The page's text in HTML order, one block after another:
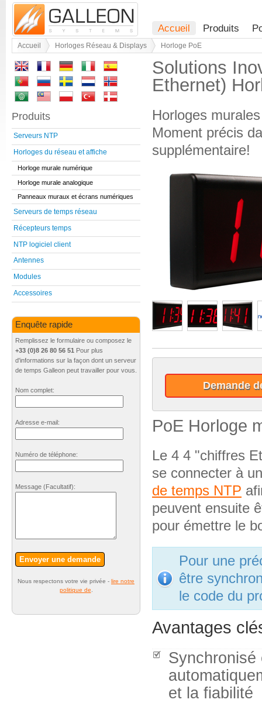
Accueil Produits
Accueil Horloges Réseau & Displays Horloge PoE
Solutions
Ethernet)
Horloges
Moment précis
supplémentaire!
Demande
PoE Horloge
Le 4 4 "chiffres
se connecter à
de temps NTP
peuvent ensuite
pour émettre le
Pour une
être
le code du
Avantages
et la fiabilité
Produits
Serveurs NTP
Horloges du réseau et affiche
Horloge murale numérique
Horloge murale analogique
Panneaux muraux et écrans numériques
Serveurs de temps réseau
Récepteurs temps
NTP logiciel client
Antennes
Modules
Accessoires
Enquête rapide
Remplissez le formulaire ou composez le
+33 (0)8 26 80 56 51 Pour plus
d'informations sur la façon dont un serveur
de temps Galleon peut travailler pour vous.
Nom complet:
Adresse e-mail:
Numéro de téléphone:
Message (Facultatif):
Envoyer une demande
Nous respectons votre vie privée - lire notre
politique de.